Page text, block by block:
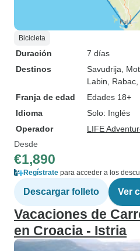
Bicicleta
Duración
7 días
Destinos
Savudrija ,
Labin , Rabac
Franja de edad
Edades 18+
Idioma
Solo: Inglés
Operador
LIFE
Desde
€1,890
Regístrate para acceder a los
Descargar folleto Ver
Vacaciones de
en Croacia - Istria